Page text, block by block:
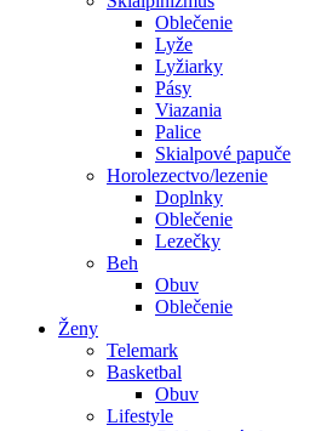
Oblečenie
Lyže
Lyžiarky
Pásy
Viazania
Palice
Skialpové papuče
Horolezectvo/lezenie
Doplnky
Oblečenie
Lezečky
Beh
Obuv
Oblečenie
Ženy
Telemark
Basketbal
Obuv
Lifestyle